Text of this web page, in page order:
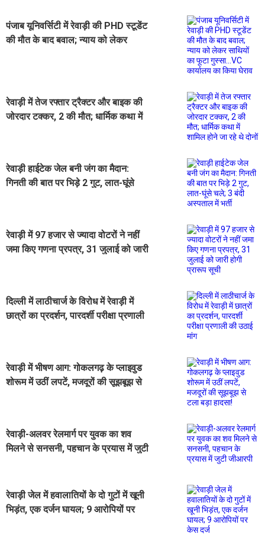
पंजाब यूनिवर्सिटी में रेवाड़ी की PHD स्टूडेंट
की मौत के बाद बवाल; न्याय को लेकर
रेवाड़ी में तेज रफ्तार ट्रैक्टर और बाइक की
जोरदार टक्कर, 2 की मौत; धार्मिक कथा में
रेवाड़ी हाईटेक जेल बनी जंग का मैदान:
गिनती की बात पर भिड़े 2 गुट, लात-घूंसे
रेवाड़ी में 97 हजार से ज्यादा वोटरों ने नहीं
जमा किए गणना प्रपत्र, 31 जुलाई को जारी
दिल्ली में लाठीचार्ज के विरोध में रेवाड़ी में
छात्रों का प्रदर्शन, पारदर्शी परीक्षा प्रणाली
रेवाड़ी में भीषण आग: गोकलगढ़ के प्लाइवुड
शोरूम में उठीं लपटें, मजदूरों की सूझबूझ से
रेवाड़ी-अलवर रेलमार्ग पर युवक का शव
मिलने से सनसनी, पहचान के प्रयास में जुटी
रेवाड़ी जेल में हवालातियों के दो गुटों में खूनी
भिड़ंत, एक दर्जन घायल; 9 आरोपियों पर